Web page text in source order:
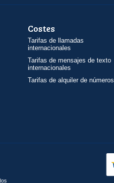
Costes
Tarifas de llamadas
internacionales
Tarifas de mensajes de texto
internacionales
Tarifas de alquiler de números